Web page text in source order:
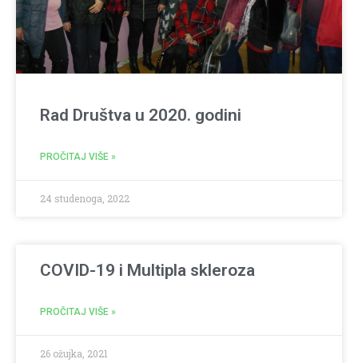
Rad Društva u 2020. godini
PROČITAJ VIŠE »
24 studenoga, 2022
COVID-19 i Multipla skleroza
PROČITAJ VIŠE »
26 ožujka, 2021